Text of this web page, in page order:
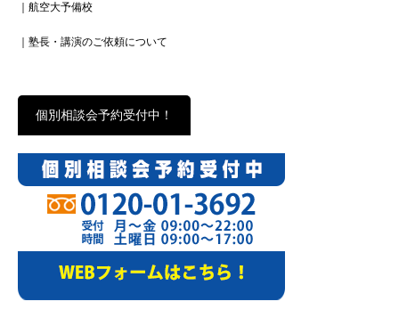
｜航空大予備校
｜塾長・講演のご依頼について
個別相談会予約受付中！